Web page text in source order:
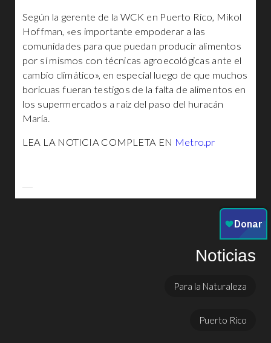
Según la gerente de la WCK en Puerto Rico, Mikol
Hoffman, «es importante empoderar a las
comunidades para que puedan producir alimentos
por sí mismos con técnicas agroecológicas ante el
cambio climático», en especial luego de que muchos
boricuas fueran testigos de la falta de alimentos en
los supermercados a raíz del paso del huracán
María.
LEA LA NOTICIA COMPLETA EN Metro.pr
Noticias
Para la Naturaleza
Puerto Rico